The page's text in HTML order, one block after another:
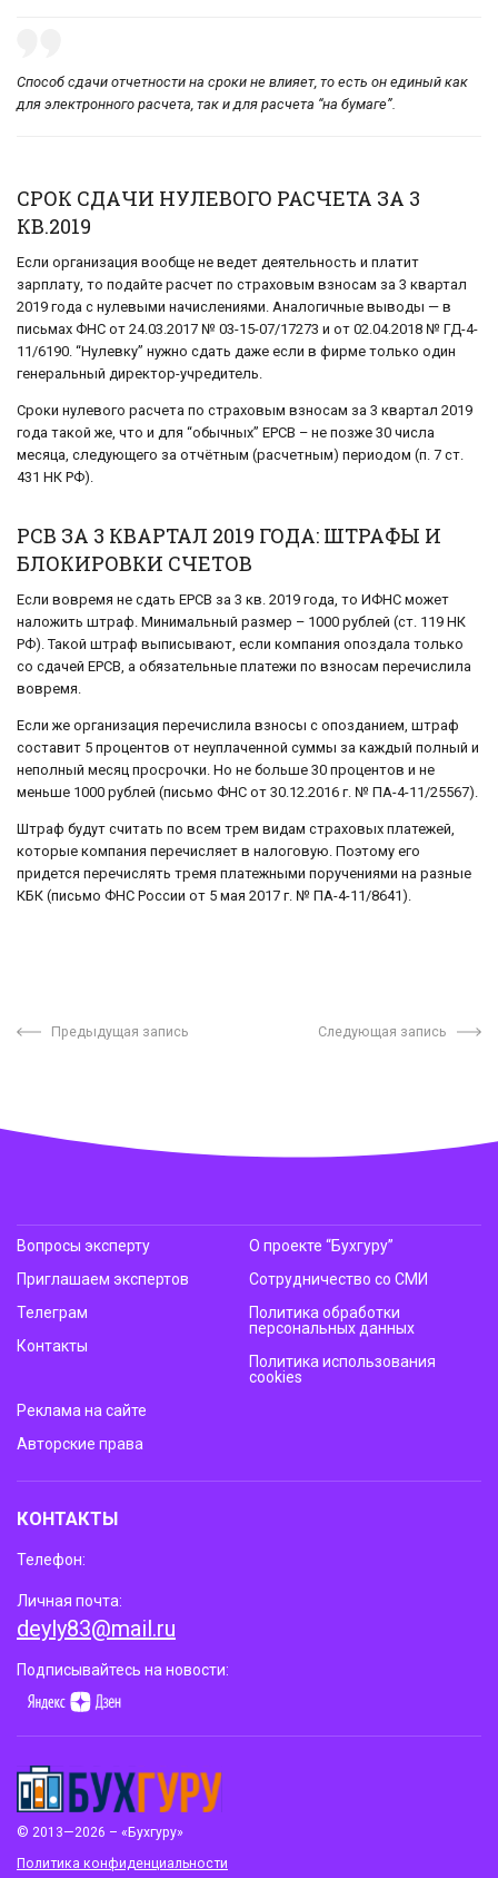
Способ сдачи отчетности на сроки не влияет, то есть он единый как
для электронного расчета, так и для расчета “на бумаге”.
CРОК СДАЧИ НУЛЕВОГО РАСЧЕТА ЗА 3
КВ.2019
Если организация вообще не ведет деятельность и платит
зарплату, то подайте расчет по страховым взносам за 3 квартал
2019 года с нулевыми начислениями. Аналогичные выводы — в
письмах ФНС от 24.03.2017 № 03-15-07/17273 и от 02.04.2018 № ГД-4-
11/6190. “Нулевку” нужно сдать даже если в фирме только один
генеральный директор-учредитель.
Сроки нулевого расчета по страховым взносам за 3 квартал 2019
года такой же, что и для “обычных” ЕРСВ – не позже 30 числа
месяца, следующего за отчётным (расчетным) периодом (п. 7 ст.
431 НК РФ).
РСВ ЗА 3 КВАРТАЛ 2019 ГОДА: ШТРАФЫ И
БЛОКИРОВКИ СЧЕТОВ
Если вовремя не сдать ЕРСВ за 3 кв. 2019 года, то ИФНС может
наложить штраф. Минимальный размер – 1000 рублей (ст. 119 НК
РФ). Такой штраф выписывают, если компания опоздала только
со сдачей ЕРСВ, а обязательные платежи по взносам перечислила
вовремя.
Если же организация перечислила взносы с опозданием, штраф
составит 5 процентов от неуплаченной суммы за каждый полный и
неполный месяц просрочки. Но не больше 30 процентов и не
меньше 1000 рублей (письмо ФНС от 30.12.2016 г. № ПА-4-11/25567).
Штраф будут считать по всем трем видам страховых платежей,
которые компания перечисляет в налоговую. Поэтому его
придется перечислять тремя платежными поручениями на разные
КБК (письмо ФНС России от 5 мая 2017 г. № ПА-4-11/8641).
Предыдущая запись Следующая запись
© 2013—2026 – «Бухгуру»
Политика конфиденциальности
Вопросы эксперту
Приглашаем экспертов
Телеграм
Контакты
О проекте “Бухгуру”
Сотрудничество со СМИ
Политика обработки
персональных данных
Политика использования
cookies
Реклама на сайте
Авторские права
КОНТАКТЫ
Телефон:
Личная почта:
deyly83@mail.ru
Подписывайтесь на новости: